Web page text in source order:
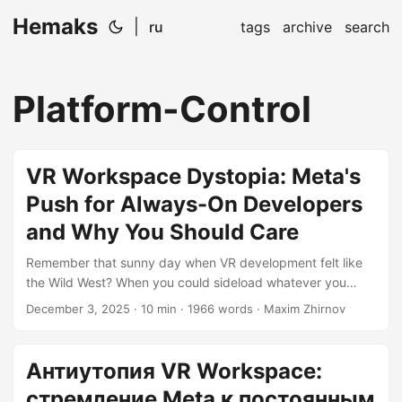
Hemaks ru tags archive search
Platform-Control
VR Workspace Dystopia: Meta's
Push for Always-On Developers
and Why You Should Care
Remember that sunny day when VR development felt like
the Wild West? When you could sideload whatever you
wanted, manage your Quest fleet however you liked, and
their Horizon Managed Services (HMS) policy, effective
March 2025, and frankly, it’s the kind of move that makes
December 3, 2025 · 10 min · 1966 words · Maxim Zhirnov
Антиутопия VR Workspace: